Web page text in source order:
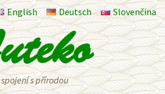
English Deutsch Slovenčina
spojení s přírodou